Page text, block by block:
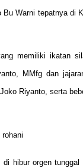
Warni tepatnya di
memiliki ikatan
MMfg dan
Riyanto, serta
di hibur orgen